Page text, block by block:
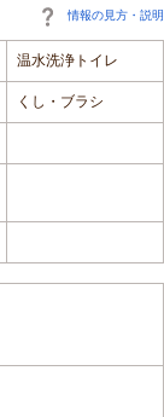
情報の見方・説明
温水洗浄トイレ
くし・ブラシ